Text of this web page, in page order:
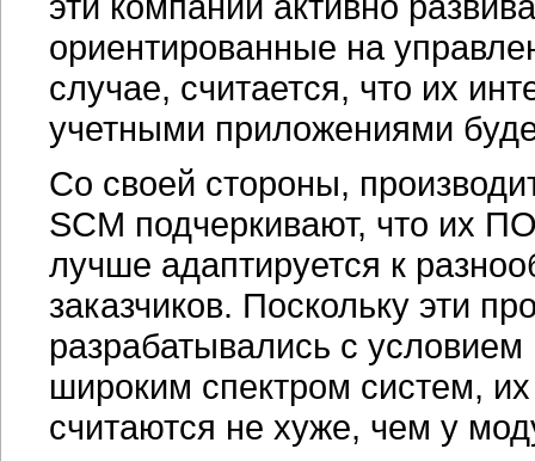
ориентированные на
случае, считается, что их
учетными приложениями
Со своей стороны,
SCM подчеркивают, что их
лучше адаптируется к
заказчиков. Поскольку эти
разрабатывались с
широким спектром систем,
считаются не хуже, чем у